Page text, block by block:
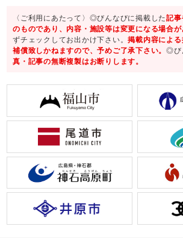
〈ご利用にあたって〉◎びんなびに掲載した記
のものであり、内容・施設等は変更になる場合
ずチェックしてお出かけ下さい。掲載内容によ
補償致しかねますので、予めご了承下さい。◎び
真・記事の無断複製はお断りします。